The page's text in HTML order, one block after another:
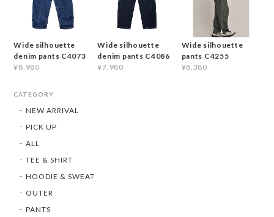
Wide silhouette
denim pants C4073
¥8,980
Wide silhouette
denim pants C4086
¥7,980
Wide silhouette
pants C4255
¥8,380
CATEGORY
NEW ARRIVAL
PICK UP
ALL
TEE & SHIRT
HOODIE & SWEAT
OUTER
PANTS